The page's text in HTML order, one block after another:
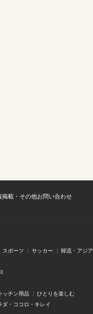
載・その他お問い合わせ
スポーツ サッカー 韓流・アジア
ッチン用品 ひとりを楽しむ
ダ・ココロ・キレイ